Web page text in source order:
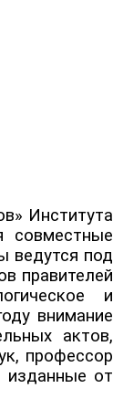
Института
совместные
ведутся под
правителей
и
внимание
актов,
профессор
изданные от